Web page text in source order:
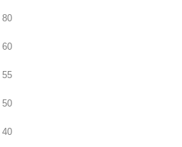
80
60
55
50
40